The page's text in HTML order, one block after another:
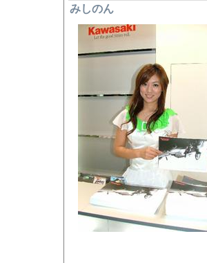
みしのん